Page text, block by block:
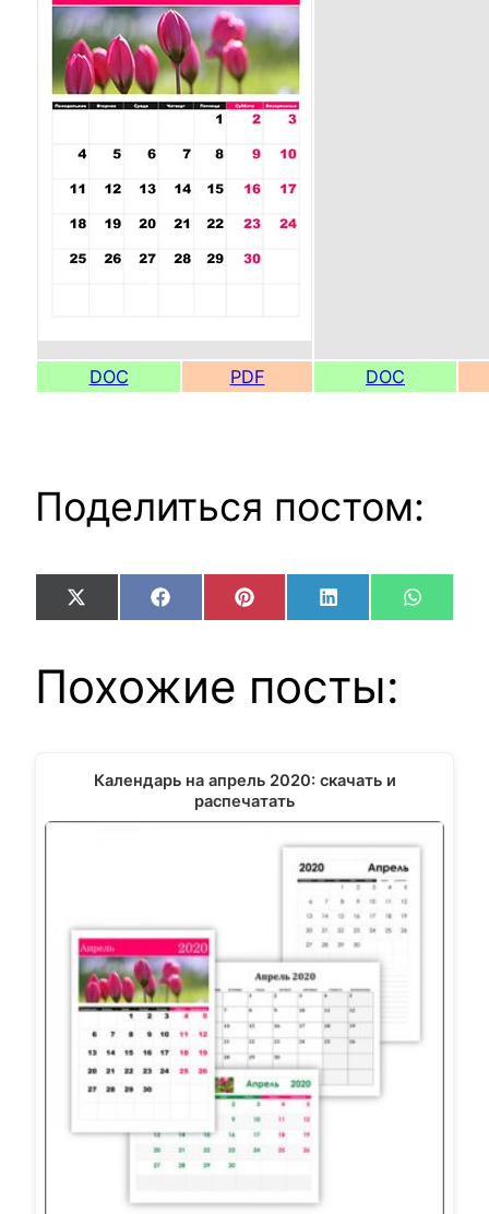
DOC PDF DOC
Поделиться постом:
Share
on
X
(Twitter)
Share
on
FacebookShare
on
Pinterest Share
on
LinkedIn Share
on
Похожие посты:
Календарь на апрель 2020: скачать и
распечатать